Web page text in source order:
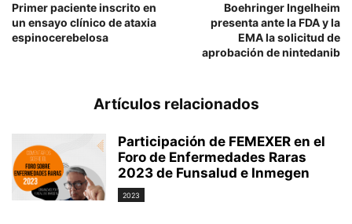
Primer paciente inscrito en
un ensayo clínico de ataxia
espinocerebelosa
Boehringer Ingelheim
presenta ante la FDA y la
EMA la solicitud de
aprobación de nintedanib
Artículos relacionados
Participación de FEMEXER en el
Foro de Enfermedades Raras
2023 de Funsalud e Inmegen
2023